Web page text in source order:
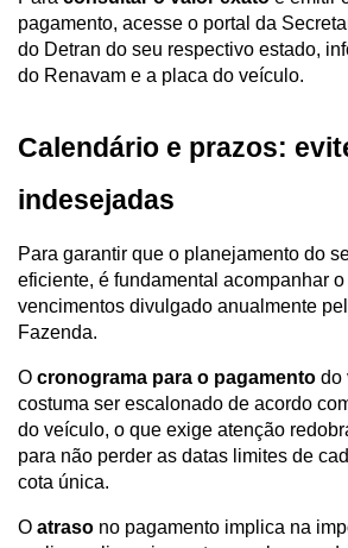
pagamento, acesse o portal da
do Detran do seu respectivo estado,
do Renavam e a placa do veículo.
Calendário e prazos:
indesejadas
Para garantir que o planejamento do
eficiente, é fundamental acompanhar
vencimentos divulgado anualmente
Fazenda.
O cronograma para o pagamento do
costuma ser escalonado de acordo
do veículo, o que exige atenção
para não perder as datas limites de
cota única.
O atraso no pagamento implica na